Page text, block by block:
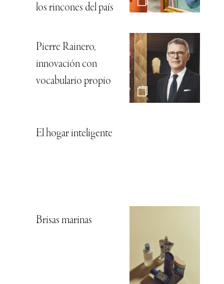
los rincones del país
Pierre Rainero,
innovación con
vocabulario propio
El hogar inteligente
Brisas marinas